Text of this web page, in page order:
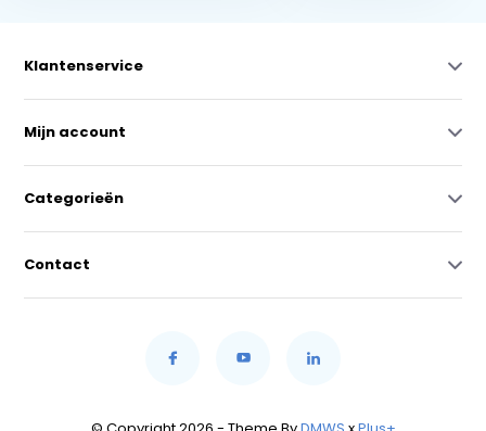
Klantenservice
Mijn account
Categorieën
Contact